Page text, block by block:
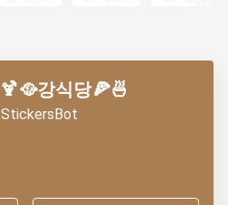
🍹🥘강식당🍕🍜
StickersBot